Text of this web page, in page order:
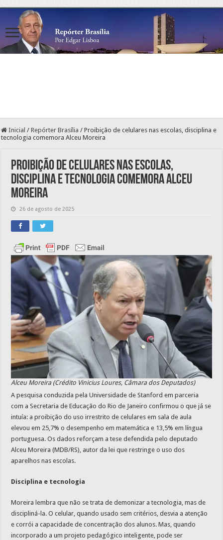
Inicial / Repórter Brasília / Proibição de celulares nas escolas, disciplina e
tecnologia comemora Alceu Moreira
Proibição de celulares nas escolas,
disciplina e tecnologia comemora Alceu
Moreira
26 de agosto de 2025
Alceu Moreira (Crédito Vinicius Loures, Câmara dos Deputados)
A pesquisa conduzida pela Universidade de Stanford em parceria
com a Secretaria de Educação do Rio de Janeiro confirmou o que já se
intuía: a proibição do uso irrestrito de celulares em sala de aula
elevou em 25,7% o desempenho em matemática e 13,5% em língua
portuguesa. Os dados reforçam a tese defendida pelo deputado
Alceu Moreira (MDB/RS), autor da lei que restringe o uso dos
aparelhos nas escolas.
Disciplina e tecnologia
Moreira lembra que não se trata de demonizar a tecnologia, mas de
discipliná-la. O celular, quando usado sem critérios, desvia a atenção
e corrói a capacidade de concentração dos alunos. Mas, quando
incorporado a um projeto pedagógico inteligente, pode ser